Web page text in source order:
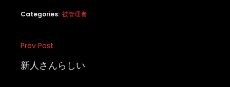
Categories: 被管理者
投
稿
Previous
Post
Prev Post
新人さんらしい